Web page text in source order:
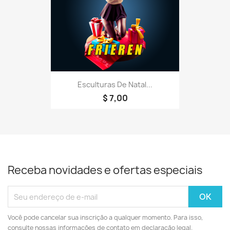
Esculturas De Natal...
$ 7,00
Receba novidades e ofertas especiais
Você pode cancelar sua inscrição a qualquer momento. Para isso,
consulte nossas informações de contato em declaração legal.